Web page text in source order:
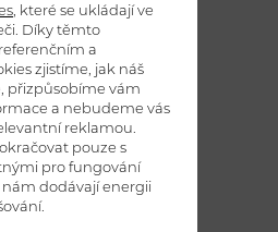
, které se ukládají ve
Díky těmto
a
zjistíme, jak náš
přizpůsobíme vám
a nebudeme vás
reklamou.
pouze s
pro fungování
nám dodávají energii